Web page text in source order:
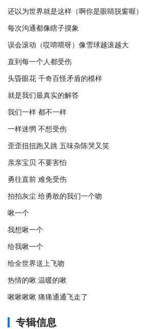
还以为世界就是这样（啊你是眼睛脱窗喔）
每次沟通都像瞎子摸象
误会滚动（哎唷喂呀）像雪球越滚越大
直到每一个人都受伤
头昏眼花 千奇百怪矛盾的模样
就是我们最真实的解答
我们一样 都不一样
一样迷惘 不想受伤
歪歪扭扭跑又跳 五味杂陈哭又笑
亲亲宝贝 不要害怕
勇往直前 难免受伤
拍拍灰尘 给勇敢的我们一个吻
啾一个
我想啾一个
给我啾一个
给全世界送上飞吻
热情的啾 温暖的啾
啾啾啾啾 痛痛通通飞走了
专辑信息